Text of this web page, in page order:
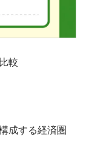
較
成する経済圏